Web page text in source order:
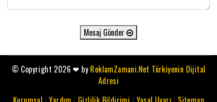
Mesaj Gönder
© Copyright 2026 ❤ by ReklamZamani.Net Türkiyenin Dijital
Adresi